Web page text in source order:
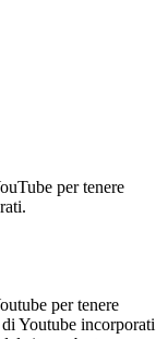
per tenere
per tenere
Youtube incorporati